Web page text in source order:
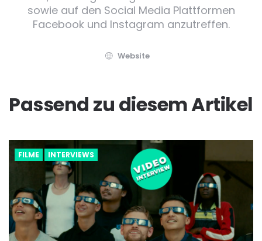
sowie auf den Social Media Plattformen
Facebook und Instagram anzutreffen.
Website
Passend zu diesem Artikel
FILME INTERVIEWS